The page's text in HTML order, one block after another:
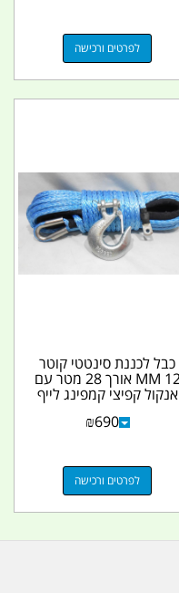
לפרטים ורכישה
כבל לכננת סינטטי קוטר
12 MM אורך 28 מטר עם
אנקול קפיצי קמפינג לייף
₪690
לפרטים ורכישה